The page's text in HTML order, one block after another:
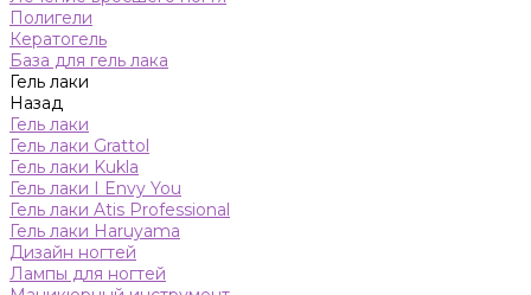
Полигели
Кератогель
База для гель лака
Гель лаки
Назад
Гель лаки
Гель лаки Grattol
Гель лаки Kukla
Гель лаки I Envy You
Гель лаки Atis Professional
Гель лаки Haruyama
Дизайн ногтей
Лампы для ногтей